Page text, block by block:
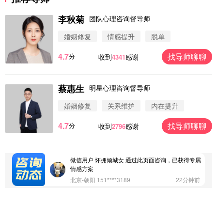
李秋菊 团队心理咨询督导师
婚姻修复
情感提升 脱单
4.7分 收到4341感谢 找导师聊聊
蔡惠生 明星心理咨询督导师
婚姻修复
关系维护 内在提升
4.7分 收到2796感谢 找导师聊聊
案
32分钟前
微信用户 Vnno 通过此页面咨询，已获得专属情感方
微信用户 大太阳 通过此页面咨询，已获得专属情感
方案
微信用户 安康 通过此页面咨询，已获得专属情感方
微信用户 怀拥倾城女 通过此页面咨询，已获得专属
情感方案
北京-朝阳 151****3189
22分钟前